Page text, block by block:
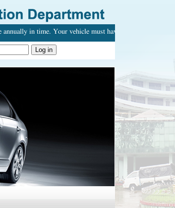
in time. Your vehicle must have with your name.